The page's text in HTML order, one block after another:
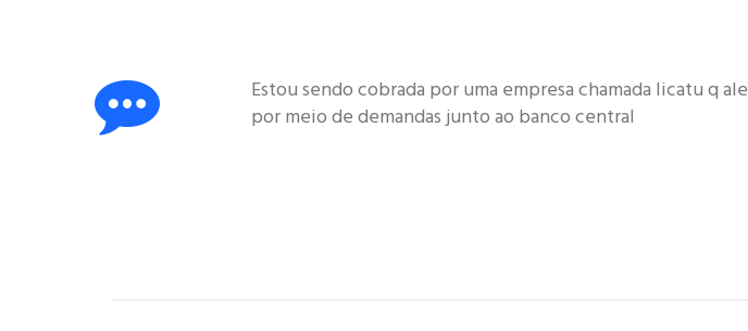
Estou sendo cobrada por uma empresa chamada licatu q
por meio de demandas junto ao banco central